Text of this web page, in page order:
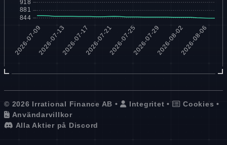
© 2026 Irrational Finance AB • Integritet • Cookies •
Användarvillkor
Alla Aktier på Discord